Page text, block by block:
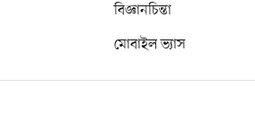
বিজ্ঞানচিন্তা
মোবাইল ভ্যাস